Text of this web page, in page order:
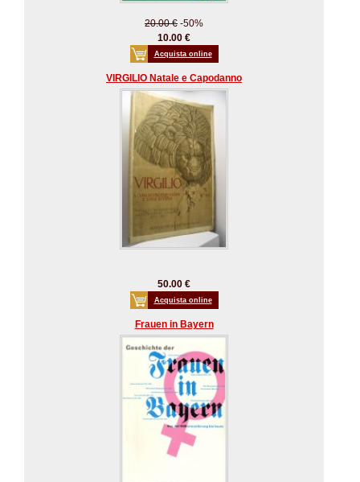
20.00 € -50%
10.00 €
Acquista online
VIRGILIO Natale e Capodanno
50.00 €
Acquista online
Frauen in Bayern